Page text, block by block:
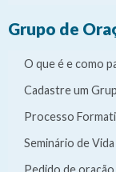
Grupo de
O que é e como
Cadastre um
Processo
Seminário de Vida